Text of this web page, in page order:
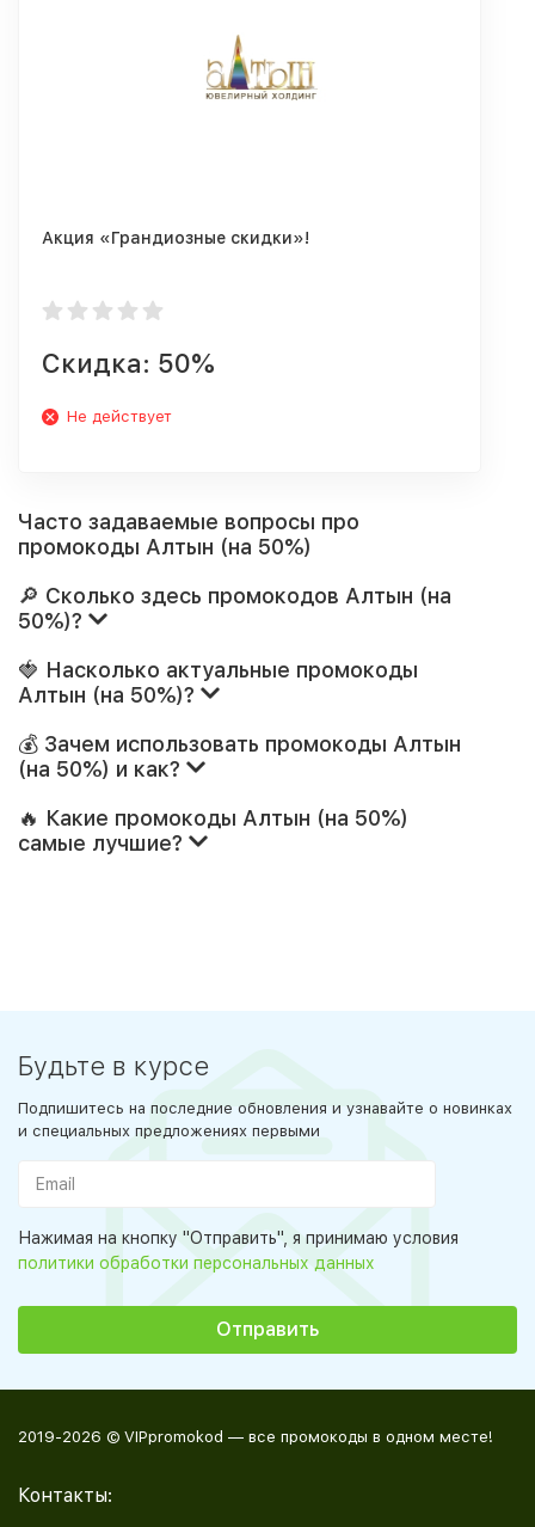
Акция «Грандиозные скидки»!
Скидка: 50%
Не действует
Часто задаваемые вопросы про
промокоды Алтын (на 50%)
🔎 Сколько здесь промокодов Алтын (на
50%)?
🍓 Насколько актуальные промокоды
Алтын (на 50%)?
💰 Зачем использовать промокоды Алтын
(на 50%) и как?
🔥 Какие промокоды Алтын (на 50%)
самые лучшие?
Будьте в курсе
Подпишитесь на последние обновления и узнавайте о новинках
и специальных предложениях первыми
Нажимая на кнопку "Отправить", я принимаю условия
политики обработки персональных данных
2019-2026 © VIPpromokod — все промокоды в одном месте!
Контакты: